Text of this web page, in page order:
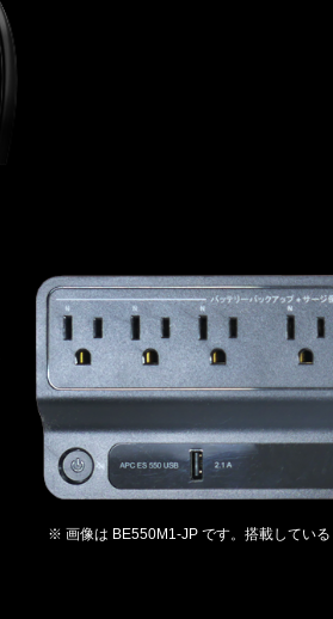
※ 画像は BE550M1-JP です。搭載している